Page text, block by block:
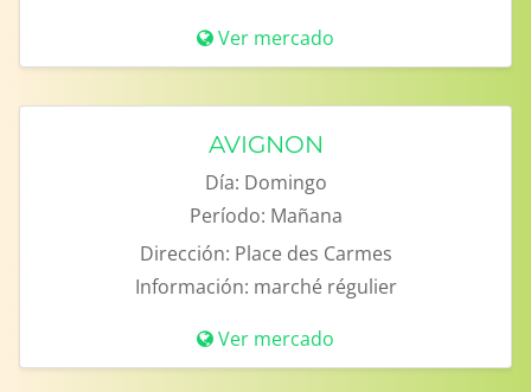
Ver mercado
AVIGNON
Día: Domingo
Período: Mañana
Dirección: Place des Carmes
Información: marché régulier
Ver mercado